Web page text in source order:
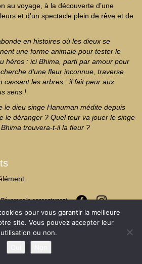
au voyage, à la découverte d’une
et d’un spectacle plein de rêve et de
en histoires où les dieux se
une forme animale pour tester le
héros : ici Bhima, parti par amour pour
d‘une fleur inconnue, traverse
cassant les arbres ; il fait peur aux
sens !
le dieu singe Hanuman médite depuis
le déranger ? Quel tour va jouer le singe
trouvera-t-il la fleur ?
Révoquer le consentement
pour vous garantir la meilleure
site. Vous pouvez accepter leur
utilisation ou non.